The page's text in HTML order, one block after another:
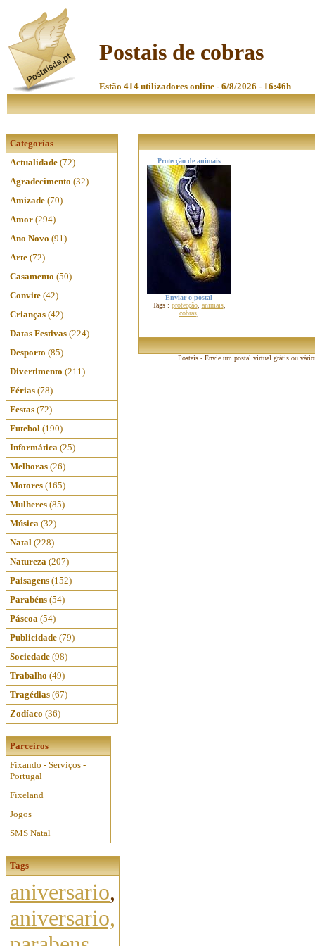
Postais de cobras
Estão 414 utilizadores online - 6/8/2026 - 16:46h
Categorias
Actualidade (72)
Agradecimento (32)
Amizade (70)
Amor (294)
Ano Novo (91)
Arte (72)
Casamento (50)
Convite (42)
Crianças (42)
Datas Festivas (224)
Desporto (85)
Divertimento (211)
Férias (78)
Festas (72)
Futebol (190)
Informática (25)
Melhoras (26)
Motores (165)
Mulheres (85)
Música (32)
Natal (228)
Natureza (207)
Paisagens (152)
Parabéns (54)
Páscoa (54)
Publicidade (79)
Sociedade (98)
Trabalho (49)
Tragédias (67)
Zodíaco (36)
Parceiros
Fixando - Serviços -
Portugal
Fixeland
Jogos
SMS Natal
Tags
aniversario,
aniversario,
Protecção de animais
Enviar o postal
Tags : protecção, animais,
cobras,
Postais - Envie um postal virtual grátis ou